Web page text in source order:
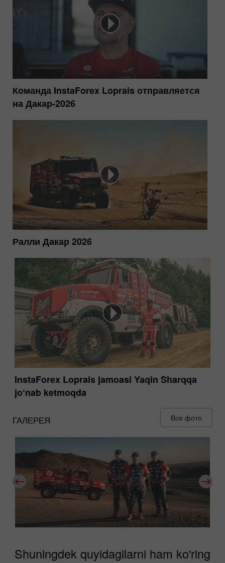
Команда InstaForex Loprais отправляется
на Дакар-2026
Ралли Дакар 2026
InstaForex Loprais jamoasi Yaqin Sharqqa
jo‘nab ketmoqda
ГАЛЕРЕЯ Все фото
Shuningdek quyidagilarni ham ko'ring